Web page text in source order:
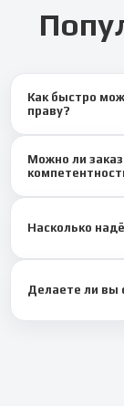
Как быстро
праву?
делаем от 1
Можно ли
ситуационные
Насколько
остаётся
Делаете ли вы